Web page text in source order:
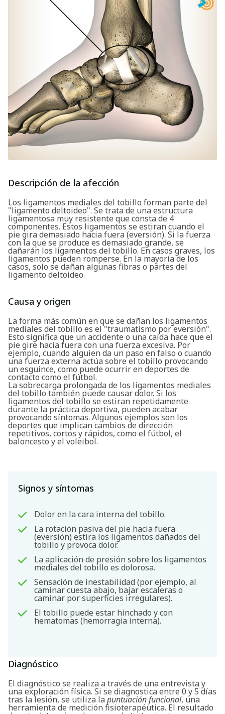
Descripción de la afección
Los ligamentos mediales del tobillo forman parte del
"ligamento deltoideo". Se trata de una estructura
ligamentosa muy resistente que consta de 4
componentes. Estos ligamentos se estiran cuando el
pie gira demasiado hacia fuera (eversión). Si la fuerza
con la que se produce es demasiado grande, se
dañarán los ligamentos del tobillo. En casos graves, los
ligamentos pueden romperse. En la mayoría de los
casos, solo se dañan algunas fibras o partes del
ligamento deltoideo.
Causa y origen
La forma más común en que se dañan los ligamentos
mediales del tobillo es el "traumatismo por eversión".
Esto significa que un accidente o una caída hace que el
pie gire hacia fuera con una fuerza excesiva. Por
ejemplo, cuando alguien da un paso en falso o cuando
una fuerza externa actúa sobre el tobillo provocando
un esguince, como puede ocurrir en deportes de
contacto como el fútbol.
La sobrecarga prolongada de los ligamentos mediales
del tobillo también puede causar dolor. Si los
ligamentos del tobillo se estiran repetidamente
durante la práctica deportiva, pueden acabar
provocando síntomas. Algunos ejemplos son los
deportes que implican cambios de dirección
repetitivos, cortos y rápidos, como el fútbol, el
baloncesto y el voleibol.
Signos y síntomas
Dolor en la cara interna del tobillo.
La rotación pasiva del pie hacia fuera
(eversión) estira los ligamentos dañados del
tobillo y provoca dolor.
La aplicación de presión sobre los ligamentos
mediales del tobillo es dolorosa.
Sensación de inestabilidad (por ejemplo, al
caminar cuesta abajo, bajar escaleras o
caminar por superficies irregulares).
El tobillo puede estar hinchado y con
hematomas (hemorragia interna).
Diagnóstico
El diagnóstico se realiza a través de una entrevista y
una exploración física. Si se diagnostica entre 0 y 5 días
tras la lesión, se utiliza la puntuación funcional, una
herramienta de medición fisioterapéutica. El resultado